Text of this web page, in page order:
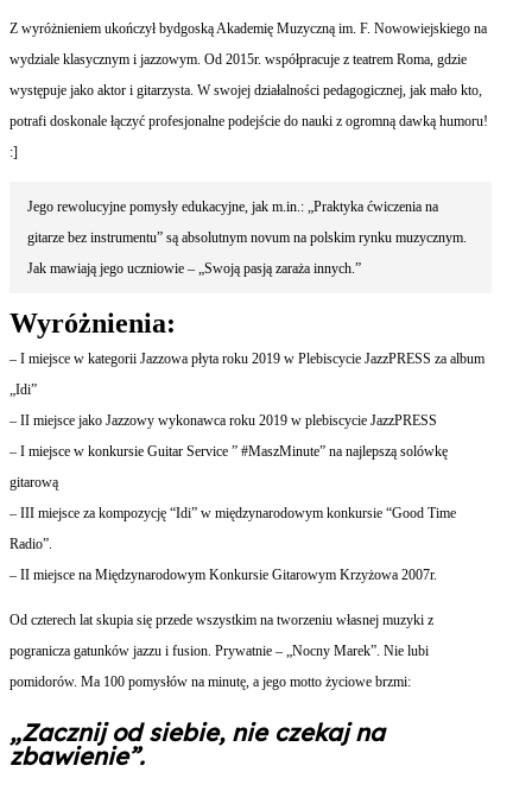
Z wyróżnieniem ukończył bydgoską Akademię Muzyczną im. F. Nowowiejskiego na
wydziale klasycznym i jazzowym. Od 2015r. współpracuje z teatrem Roma, gdzie
występuje jako aktor i gitarzysta. W swojej działalności pedagogicznej, jak mało kto,
potrafi doskonale łączyć profesjonalne podejście do nauki z ogromną dawką humoru!
:]
Jego rewolucyjne pomysły edukacyjne, jak m.in.: „Praktyka ćwiczenia na
gitarze bez instrumentu” są absolutnym novum na polskim rynku muzycznym.
Jak mawiają jego uczniowie – „Swoją pasją zaraża innych.”
Wyróżnienia:
– I miejsce w kategorii Jazzowa płyta roku 2019 w Plebiscycie JazzPRESS za album
„Idi”
– II miejsce jako Jazzowy wykonawca roku 2019 w plebiscycie JazzPRESS
– I miejsce w konkursie Guitar Service ” #MaszMinute” na najlepszą solówkę
gitarową
– III miejsce za kompozycję “Idi” w międzynarodowym konkursie “Good Time
Radio”.
– II miejsce na Międzynarodowym Konkursie Gitarowym Krzyżowa 2007r.
Od czterech lat skupia się przede wszystkim na tworzeniu własnej muzyki z
pogranicza gatunków jazzu i fusion. Prywatnie – „Nocny Marek”. Nie lubi
pomidorów. Ma 100 pomysłów na minutę, a jego motto życiowe brzmi:
„Zacznij od siebie, nie czekaj na
zbawienie”.